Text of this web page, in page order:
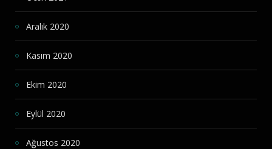
Aralık 2020
Kasım 2020
Ekim 2020
Eylül 2020
Ağustos 2020